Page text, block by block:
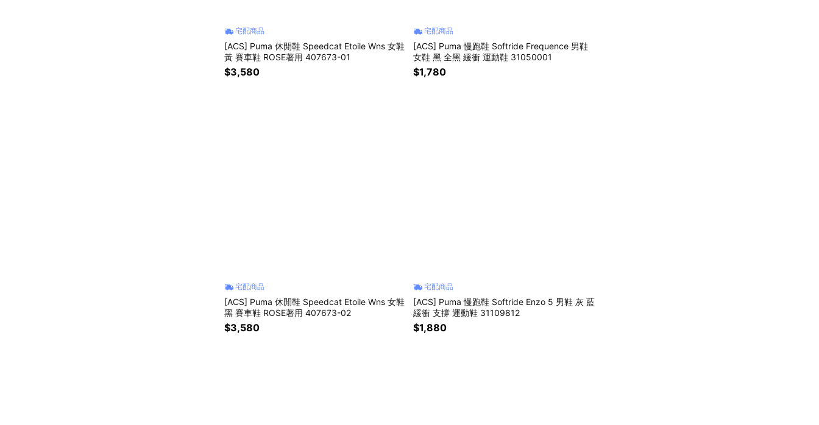
宅配商品
[ACS] Puma 休閒鞋 Speedcat Etoile Wns 女鞋
黃 賽車鞋 ROSE著用 407673-01
$3,580
宅配商品
[ACS] Puma 慢跑鞋 Softride Frequence 男鞋
女鞋 黑 全黑 緩衝 運動鞋 31050001
$1,780
宅配商品
[ACS] Puma 休閒鞋 Speedcat Etoile Wns 女鞋
黑 賽車鞋 ROSE著用 407673-02
$3,580
宅配商品
[ACS] Puma 慢跑鞋 Softride Enzo 5 男鞋 灰 藍
緩衝 支撐 運動鞋 31109812
$1,880